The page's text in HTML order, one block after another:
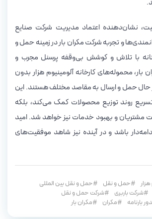
نشان‌دهنده اعتماد مدیریت شرکت صنایع
و تجربه شرکت مکران بار در زمینه حمل و
با تلاش و کوشش بی‌وقفه پرسنل مجرب و
بار، محموله‌های کارخانه آلومینیوم هزار بدون
حال حمل و ارسال به مقاصد مختلف هستند. این
روند توزیع محصولات کمک می‌کند، بلکه
مشتریان و بهبود خدمات نیز خواهد شد. امید
باشد و در آینده نیز شاهد موفقیت‌های
حمل و نقل
حمل و نقل بین المللی
شرکت باربری
شرکت حمل و نقل
بارنامه مکران مکران بار